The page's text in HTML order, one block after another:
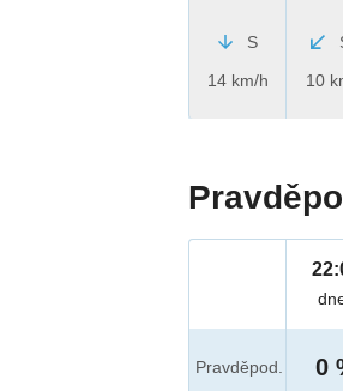
S
14 km/h
10
Pravděpod. 0